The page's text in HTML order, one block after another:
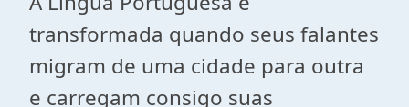
transformada quando seus falantes
migram de uma cidade para outra
e carregam consigo suas